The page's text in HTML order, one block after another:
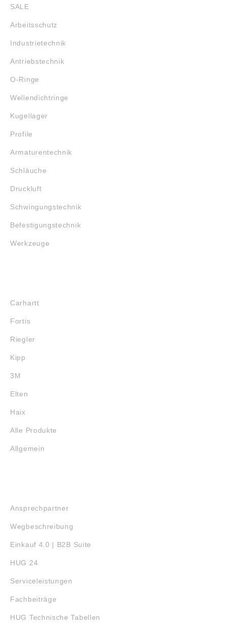
Druckluftarmaturen,
92224 Amberg,
info@luedecke.de
SALE
Arbeitsschutz
Industrietechnik
Antriebstechnik
O-Ringe
Wellendichtringe
Kugellager
Profile
Armaturentechnik
Schläuche
Druckluft
Schwingungstechnik
Befestigungstechnik
Werkzeuge
Carhartt
Fortis
Riegler
Kipp
3M
Elten
Haix
Alle Produkte
Allgemein
Ansprechpartner
Wegbeschreibung
Einkauf 4.0 | B2B Suite
HUG 24
Serviceleistungen
Fachbeiträge
HUG Technische Tabellen